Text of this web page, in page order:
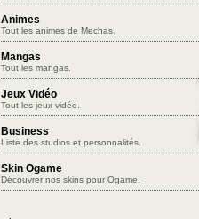
Animes
Tout les animes de Mechas.
Mangas
Tout les mangas.
Jeux Vidéo
Tout les jeux vidéo.
Business
Liste des studios et personnalités.
Skin Ogame
Découvrer nos skins pour Ogame.